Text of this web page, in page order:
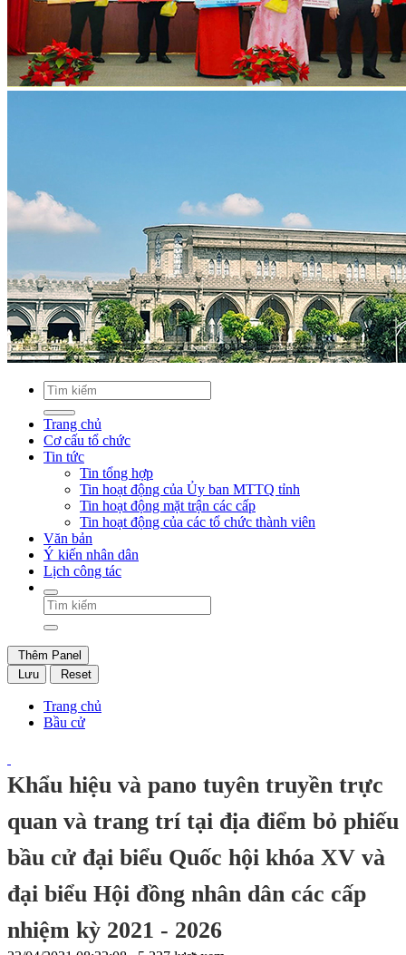
Trang chủ
Cơ cấu tổ chức
Tin tức
Tin tổng hợp
Tin hoạt động của Ủy ban MTTQ tỉnh
Tin hoạt động mặt trận các cấp
Tin hoạt động của các tổ chức thành viên
Văn bản
Ý kiến nhân dân
Lịch công tác
Thêm Panel
Lưu
Reset
Trang chủ
Bầu cử
Khẩu hiệu và pano tuyên truyền trực
quan và trang trí tại địa điểm bỏ phiếu
bầu cử đại biểu Quốc hội khóa XV và
đại biểu Hội đồng nhân dân các cấp
nhiệm kỳ 2021 - 2026